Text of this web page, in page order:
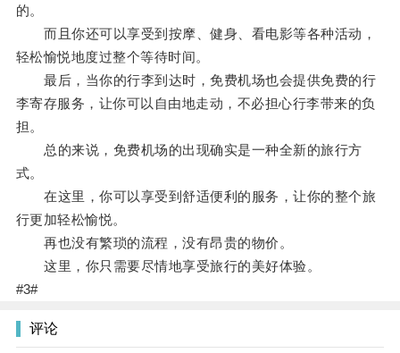
的。
而且你还可以享受到按摩、健身、看电影等各种活动，
轻松愉悦地度过整个等待时间。
最后，当你的行李到达时，免费机场也会提供免费的行
李寄存服务，让你可以自由地走动，不必担心行李带来的负
担。
总的来说，免费机场的出现确实是一种全新的旅行方
式。
在这里，你可以享受到舒适便利的服务，让你的整个旅
行更加轻松愉悦。
再也没有繁琐的流程，没有昂贵的物价。
这里，你只需要尽情地享受旅行的美好体验。
#3#
评论